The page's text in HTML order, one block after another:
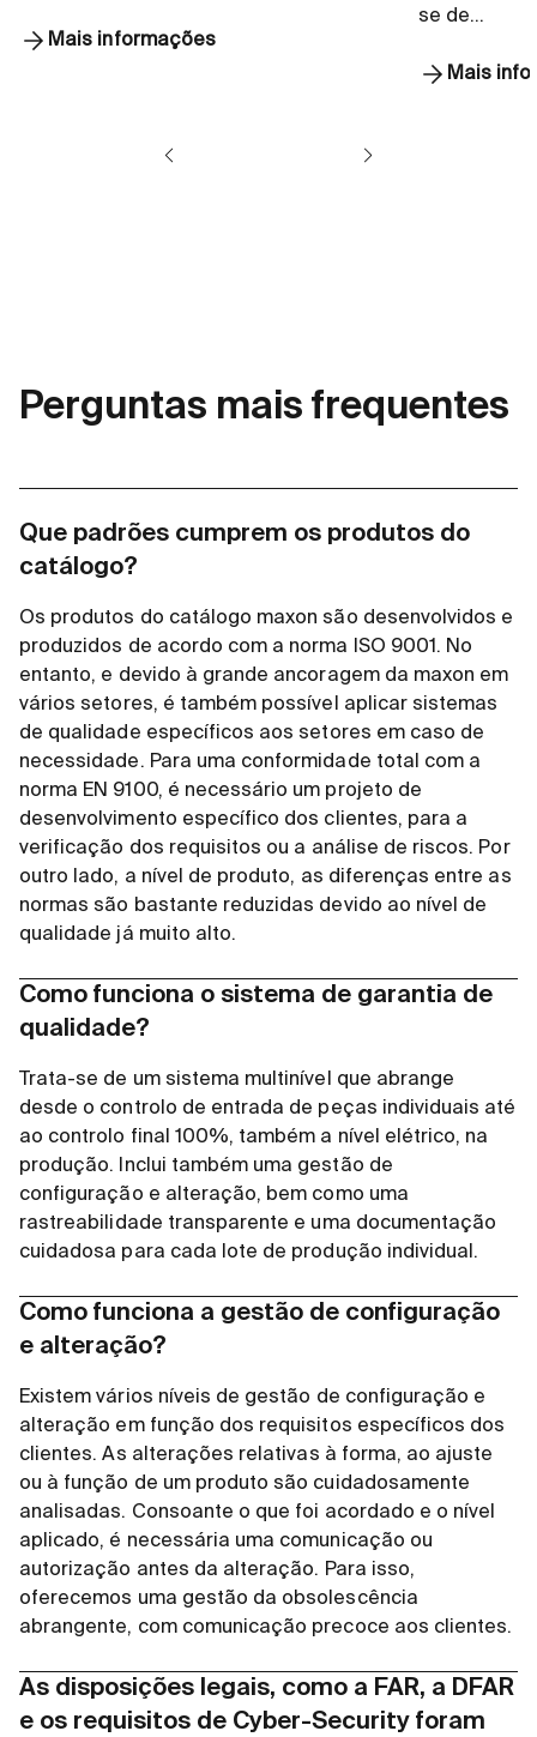
Mais informações
se de…
Mais
Perguntas mais frequentes
Que padrões cumprem os produtos do
catálogo?
Os produtos do catálogo maxon são desenvolvidos e
produzidos de acordo com a norma ISO 9001. No
entanto, e devido à grande ancoragem da maxon em
vários setores, é também possível aplicar sistemas
de qualidade específicos aos setores em caso de
necessidade. Para uma conformidade total com a
norma EN 9100, é necessário um projeto de
desenvolvimento específico dos clientes, para a
verificação dos requisitos ou a análise de riscos. Por
outro lado, a nível de produto, as diferenças entre as
normas são bastante reduzidas devido ao nível de
qualidade já muito alto.
Como funciona o sistema de garantia de
qualidade?
Trata-se de um sistema multinível que abrange
desde o controlo de entrada de peças individuais até
ao controlo final 100%, também a nível elétrico, na
produção. Inclui também uma gestão de
configuração e alteração, bem como uma
rastreabilidade transparente e uma documentação
cuidadosa para cada lote de produção individual.
Como funciona a gestão de configuração
e alteração?
Existem vários níveis de gestão de configuração e
alteração em função dos requisitos específicos dos
clientes. As alterações relativas à forma, ao ajuste
ou à função de um produto são cuidadosamente
analisadas. Consoante o que foi acordado e o nível
aplicado, é necessária uma comunicação ou
autorização antes da alteração. Para isso,
oferecemos uma gestão da obsolescência
abrangente, com comunicação precoce aos clientes.
As disposições legais, como a FAR, a DFAR
e os requisitos de Cyber-Security foram